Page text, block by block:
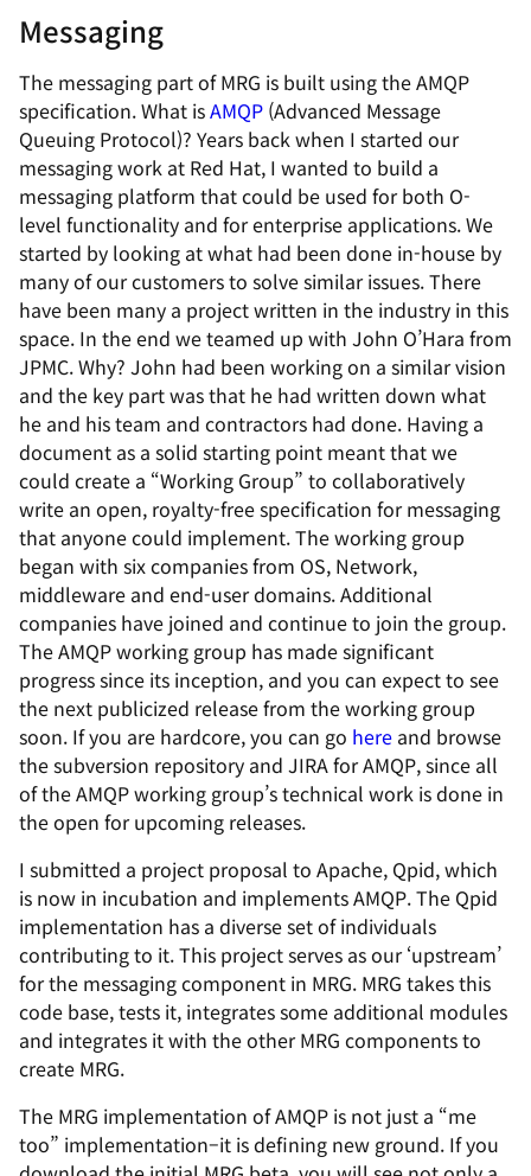
Messaging
The messaging part of MRG is built using the AMQP
specification. What isAMQP (Advanced Message
Queuing Protocol)? Years back when I started our
messaging work at Red Hat, I wanted to build a
messaging platform that could be used for both O-
level functionality and for enterprise applications. We
started by looking at what had been done in-house by
many of our customers to solve similar issues. There
have been many a project written in the industry in this
space. In the end we teamed up with John O’Hara from
JPMC. Why? John had been working on a similar vision
and the key part was that he had written down what
he and his team and contractors had done. Having a
document as a solid starting point meant that we
could create a “Working Group” to collaboratively
write an open, royalty-free specification for messaging
that anyone could implement. The working group
began with six companies from OS, Network,
middleware and end-user domains. Additional
companies have joined and continue to join the group.
The AMQP working group has made significant
progress since its inception, and you can expect to see
the next publicized release from the working group
soon. If you are hardcore, you can go here and browse
the subversion repository and JIRA for AMQP, since all
of the AMQP working group’s technical work is done in
the open for upcoming releases.
I submitted a project proposal to Apache, Qpid, which
is now in incubation and implements AMQP. The Qpid
implementation has a diverse set of individuals
contributing to it. This project serves as our ‘upstream’
for the messaging component in MRG. MRG takes this
code base, tests it, integrates some additional modules
and integrates it with the other MRG components to
create MRG.
The MRG implementation of AMQP is not just a “me
too” implementation–it is defining new ground. If you